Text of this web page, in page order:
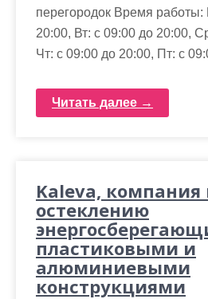
перегородок Время работы:
20:00, Вт: с 09:00 до 20:00,
Чт: с 09:00 до 20:00, Пт: с
Читать далее →
Kaleva, компания
остеклению
пластиковыми и
алюминиевыми
конструкциями